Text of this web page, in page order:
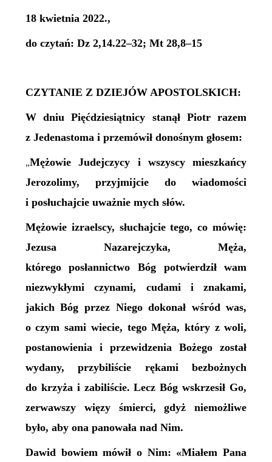
18 kwietnia 2022.,
do czytań: Dz 2,14.22–32; Mt 28,8–15
CZYTANIE Z DZIEJÓW APOSTOLSKICH:
W dniu Pięćdziesiątnicy stanął Piotr razem
z Jedenastoma i przemówił donośnym głosem:
„Mężowie Judejczycy i wszyscy mieszkańcy
Jerozolimy, przyjmijcie do wiadomości
i posłuchajcie uważnie mych słów.
Mężowie izraelscy, słuchajcie tego, co mówię:
Jezusa Nazarejczyka, Męża,
którego posłannictwo Bóg potwierdził wam
niezwykłymi czynami, cudami i znakami,
jakich Bóg przez Niego dokonał wśród was,
o czym sami wiecie, tego Męża, który z woli,
postanowienia i przewidzenia Bożego został
wydany, przybiliście rękami bezbożnych
do krzyża i zabiliście. Lecz Bóg wskrzesił Go,
zerwawszy więzy śmierci, gdyż niemożliwe
było, aby ona panowała nad Nim.
Dawid bowiem mówił o Nim: «Miałem Pana